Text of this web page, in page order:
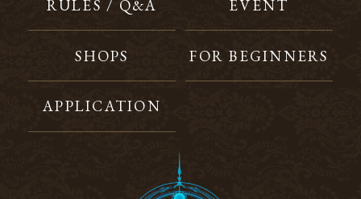
RULES / Q&A EVENT
SHOPS FOR BEGINNERS
APPLICATION